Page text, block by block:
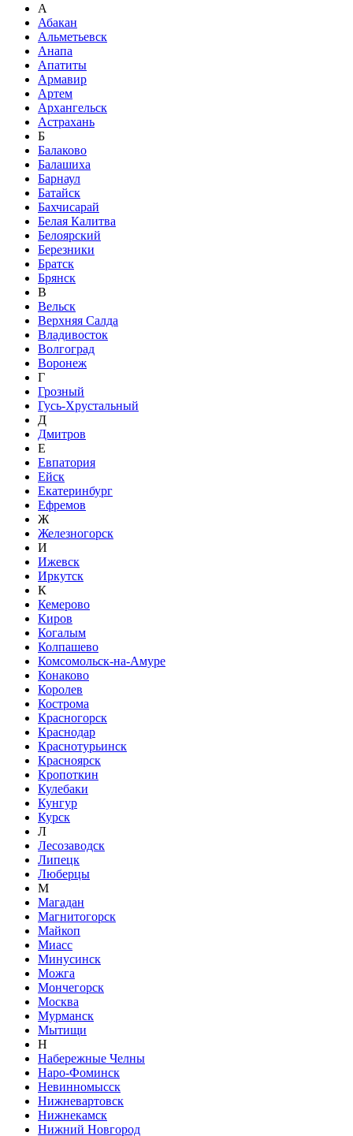
А
Абакан
Альметьевск
Анапа
Апатиты
Армавир
Артем
Архангельск
Астрахань
Б
Балаково
Балашиха
Барнаул
Батайск
Бахчисарай
Белая Калитва
Белоярский
Березники
Братск
Брянск
В
Вельск
Верхняя Салда
Владивосток
Волгоград
Воронеж
Г
Грозный
Гусь-Хрустальный
Д
Дмитров
Е
Евпатория
Ейск
Екатеринбург
Ефремов
Ж
Железногорск
И
Ижевск
Иркутск
К
Кемерово
Киров
Когалым
Колпашево
Комсомольск-на-Амуре
Конаково
Королев
Кострома
Красногорск
Краснодар
Краснотурьинск
Красноярск
Кропоткин
Кулебаки
Кунгур
Курск
Л
Лесозаводск
Липецк
Люберцы
М
Магадан
Магнитогорск
Майкоп
Миасс
Минусинск
Можга
Мончегорск
Москва
Мурманск
Мытищи
Н
Набережные Челны
Наро-Фоминск
Невинномысск
Нижневартовск
Нижнекамск
Нижний Новгород